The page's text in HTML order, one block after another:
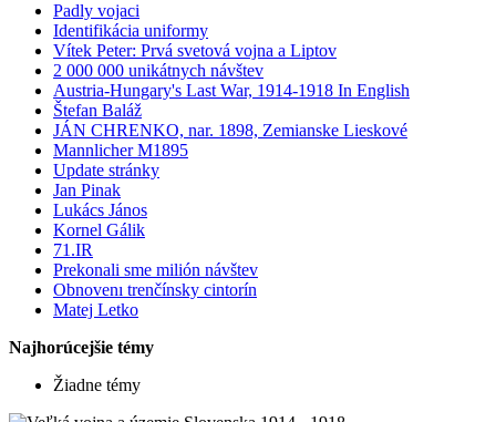
Padly vojaci
Identifikácia uniformy
Vítek Peter: Prvá svetová vojna a Liptov
2 000 000 unikátnych návštev
Austria-Hungary's Last War, 1914-1918 In English
Štefan Baláž
JÁN CHRENKO, nar. 1898, Zemianske Lieskové
Mannlicher M1895
Update stránky
Jan Pinak
Lukács János
Kornel Gálik
71.IR
Prekonali sme milión návštev
Obnovenı trenčínsky cintorín
Matej Letko
Najhorúcejšie témy
Žiadne témy